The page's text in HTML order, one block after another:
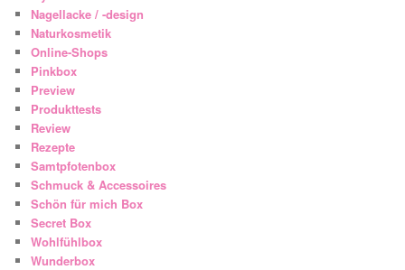
Nagellacke / -design
Naturkosmetik
Online-Shops
Pinkbox
Preview
Produkttests
Review
Rezepte
Samtpfotenbox
Schmuck & Accessoires
Schön für mich Box
Secret Box
Wohlfühlbox
Wunderbox